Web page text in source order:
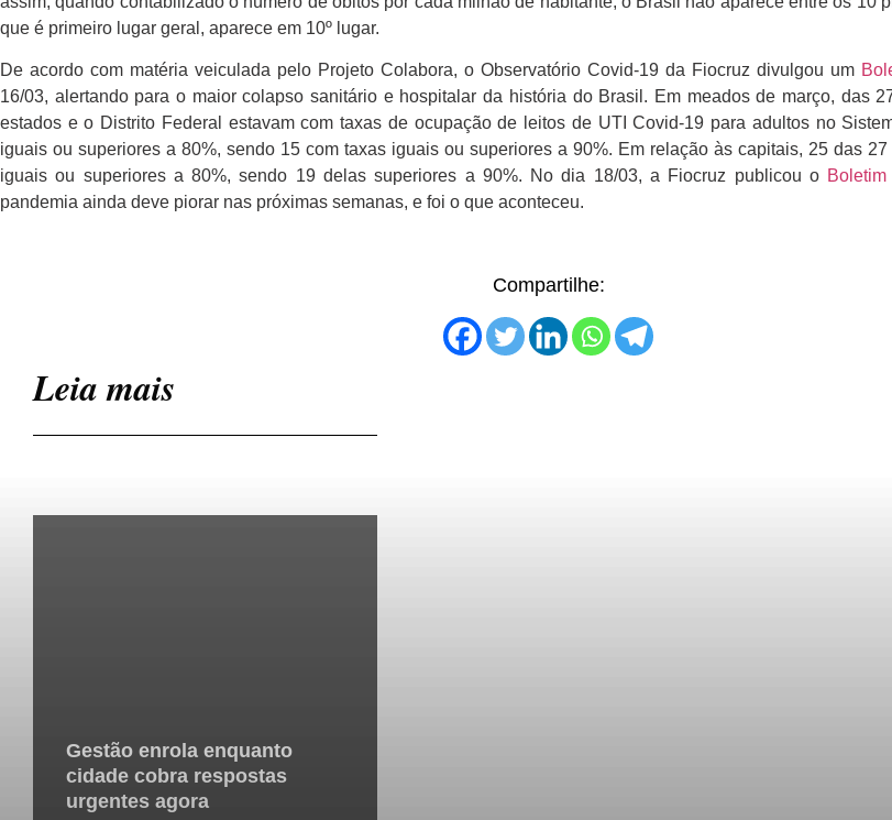
que é primeiro lugar geral, aparece em 10º lugar.
De acordo com matéria veiculada pelo Projeto Colabora, o Observatório Covid-19 da Fiocruz divulgou um
16/03, alertando para o maior colapso sanitário e hospitalar da história do Brasil. Em meados de março, das
estados e o Distrito Federal estavam com taxas de ocupação de leitos de UTI Covid-19 para adultos no
iguais ou superiores a 80%, sendo 15 com taxas iguais ou superiores a 90%. Em relação às capitais, 25 das
iguais ou superiores a 80%, sendo 19 delas superiores a 90%. No dia 18/03, a Fiocruz publicou o
pandemia ainda deve piorar nas próximas semanas, e foi o que aconteceu.
Compartilhe:
Leia mais
Gestão enrola enquanto
cidade cobra respostas
urgentes agora